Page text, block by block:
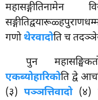
गणोथेरवादोति च
पुन
एकब्योहारिकोति द्वे
(३)पञ्ञत्तिवादो(४)